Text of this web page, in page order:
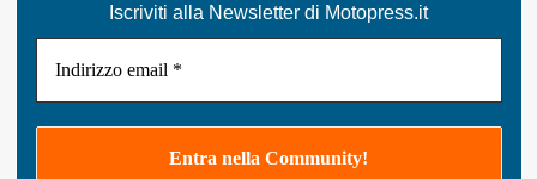
Iscriviti alla Newsletter di Motopress.it